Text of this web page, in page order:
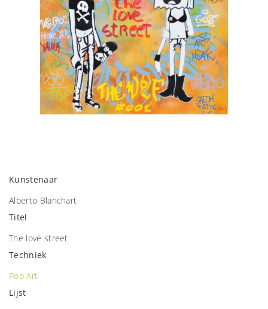
Kunstenaar
Alberto Blanchart
Titel
The love street
Techniek
Pop Art
Lijst